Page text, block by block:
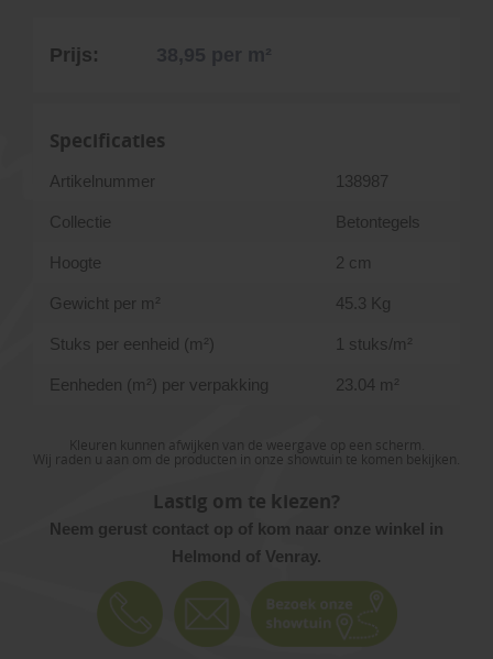
Prijs:
Specificaties
Artikelnummer 138987
Collectie Betontegels
Hoogte 2 cm
Gewicht per m² 45.3 Kg
Stuks per eenheid (m²) 1 stuks/m²
Eenheden (m²) per verpakking 23.04 m²
Kleuren kunnen afwijken van de weergave op een scherm.
Wij raden u aan om de producten in onze showtuin te komen bekijken.
Lastig om te kiezen?
Neem gerust contact op of kom naar onze winkel in
Helmond of Venray.